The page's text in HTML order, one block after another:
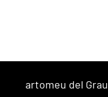
artomeu del Grau